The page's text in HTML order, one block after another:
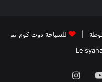
للسياحة دوت كوم تم
‫YouTube